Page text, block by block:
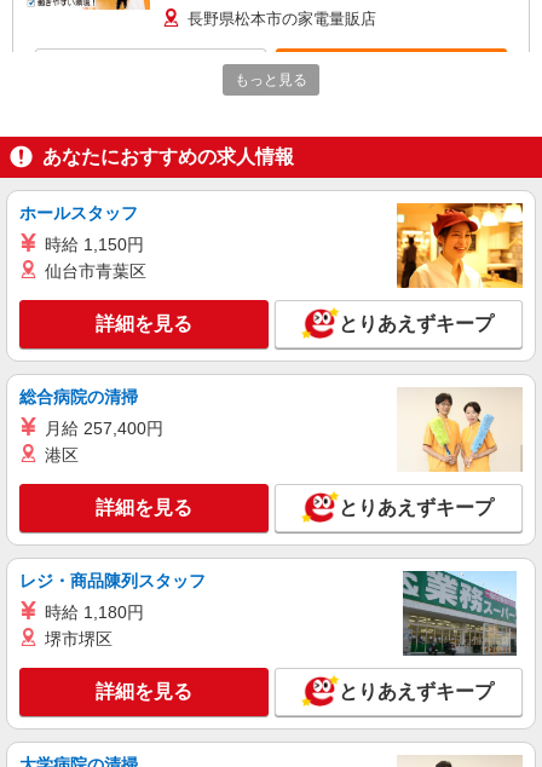
+゜・。○。・゜+゜・。○。・゜+゜ 入社祝い金10
万円支給(規定有) お友達を紹介頂くと, インセンテ
ィブ支給(規定有) ★月2回払い・週払い可能（規程
有）★ ゜・。○。・゜+゜・。○。・゜+゜
長野県松本市の家電量販店
株式会社シエロ
人気機種に詳しくなれる携帯販売
時給1400円〜1700円（経験・能力による） ※
残業代支給 ★交通費別途支給（規定あり） ゜
+゜・。○。・゜+゜・。○。・゜+゜ 入社祝い金10
万円支給(規定有) お友達を紹介頂くと, インセンテ
ィブ支給(規定有) ★月2回払い・週払い可能（規程
有）★ ゜・。○。・゜+゜・。○。・゜+゜
キープ 詳細を見る
紹介予定派遣
株式会社シエロ
【softbank】人気機種に詳しくなれる携帯販
時給1500円〜 ※残業代支給 ★交通費別途支給
（規定あり） ゜+゜・。○。・゜+゜・。○。・゜
+゜ 入社祝い金10万円支給(規定有) お友達を紹介
頂くと, インセンティブ支給(規定有) ★月2回払
い・週払い可能（規程有）★ ゜・。○。・゜
長野県松本市のsoftbankショップ
キープ 詳細を見る
株式会社シエロ
【楽天モバイル】人気機種に詳しくなれる携帯
販売
もっと見る
あなたにおすすめの求人情報
ホールスタッフ
時給 1,150円
仙台市青葉区
詳細を見る とりあえずキープ
総合病院の清掃
月給 257,400円
港区
詳細を見る とりあえずキープ
レジ・商品陳列スタッフ
時給 1,180円
堺市堺区
詳細を見る とりあえずキープ